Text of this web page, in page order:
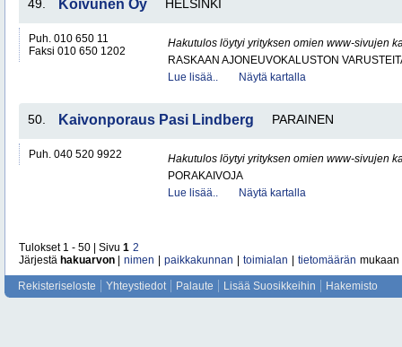
49. Koivunen Oy HELSINKI
Puh. 010 650 11
Faksi 010 650 1202
Hakutulos löytyi yrityksen omien www-sivujen
RASKAAN AJONEUVOKALUSTON
Lue lisää..
Näytä kartalla
50. Kaivonporaus Pasi Lindberg PARAINEN
Puh. 040 520 9922
Hakutulos löytyi yrityksen omien www-sivujen
PORAKAIVOJA
Lue lisää..
Näytä kartalla
Tulokset 1 - 50 | Sivu 1 2
Järjestä hakuarvon nimen paikkakunnan toimialan tietomäärän mukaan
Rekisteriseloste Yhteystiedot Palaute Lisää Suosikkeihin Hakemisto